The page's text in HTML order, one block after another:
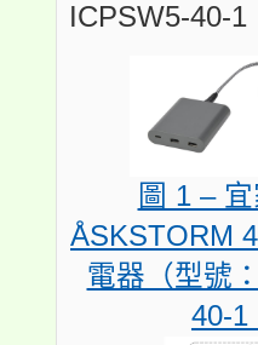
ICPSW5-40-1
圖 1 –
ÅSKSTORM
電器（型號
40-1